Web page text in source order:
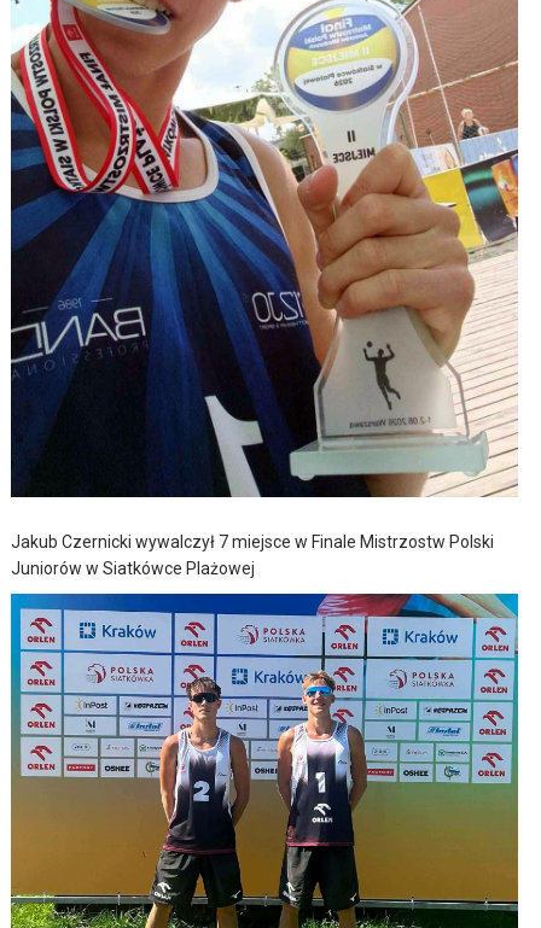
Jakub Czernicki wywalczył 7 miejsce w Finale Mistrzostw Polski
Juniorów w Siatkówce Plażowej